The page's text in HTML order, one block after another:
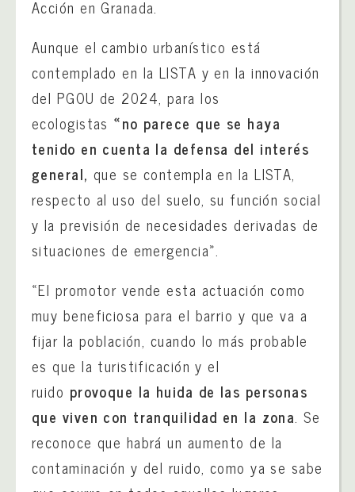
Acción en Granada.
Aunque el cambio urbanístico está
contemplado en la LISTA y en la innovación
del PGOU de 2024, para los
ecologistas «no parece que se haya
tenido en cuenta la defensa del interés
general, que se contempla en la LISTA,
respecto al uso del suelo, su función social
y la previsión de necesidades derivadas de
situaciones de emergencia».
«El promotor vende esta actuación como
muy beneficiosa para el barrio y que va a
fijar la población, cuando lo más probable
es que la turistificación y el
ruido provoque la huida de las personas
que viven con tranquilidad en la zona. Se
reconoce que habrá un aumento de la
contaminación y del ruido, como ya se sabe